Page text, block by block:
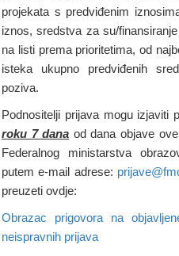
projekata s predviđenim
iznos, sredstva za su/
na listi prema prioritetima, od
isteka ukupno predviđenih
poziva.
Podnositelji prijava mogu izjaviti
roku 7 dana od dana objave
Federalnog ministarstva
putem e-mail adrese:
preuzeti ovdje:
Obrazac prigovora na
neispravnih prijava